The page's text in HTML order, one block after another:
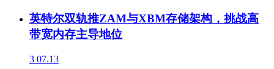
英特尔双轨推ZAM与XBM存储架构，挑战高
带宽内存主导地位
3 07.13